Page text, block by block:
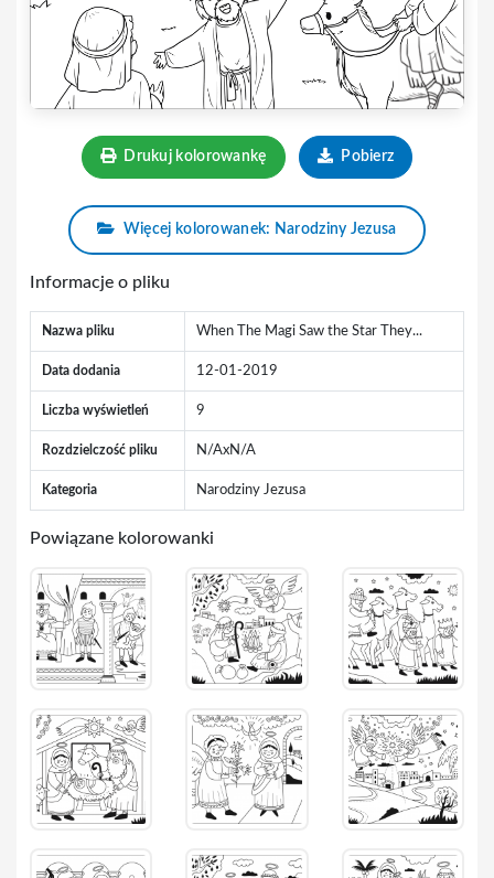
Drukuj kolorowankę Pobierz
Więcej kolorowanek: Narodziny Jezusa
Informacje o pliku
Nazwa pliku When The Magi Saw the Star They...
Data dodania 12-01-2019
Liczba wyświetleń 9
Rozdzielczość pliku N/AxN/A
Kategoria Narodziny Jezusa
Powiązane kolorowanki